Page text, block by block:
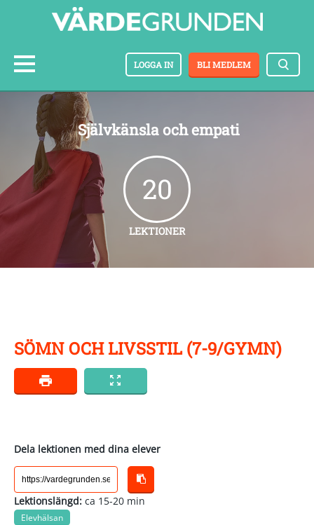
BLI MEDLEM
LOGGA IN
Självkänsla och empati
20
LEKTIONER
SÖMN OCH LIVSSTIL (7-9/GYMN)
Elevhälsan
Lektionslängd: ca 15-20 min
Dela lektionen med dina elever